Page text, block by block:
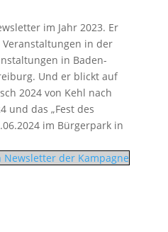
im Jahr 2023. Er
in der
in Baden-
Und er blickt auf
2024 von Kehl nach
und das „Fest des
im Bürgerpark in
der Kampagne